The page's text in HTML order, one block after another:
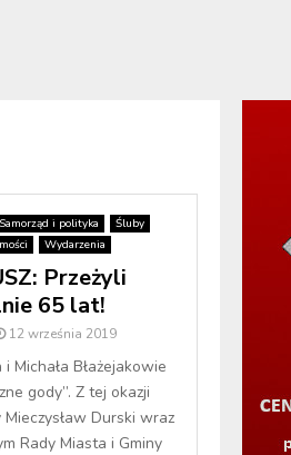
Samorząd i polityka
Śluby
Wydarzenia
Przeżyli
65 lat!
12 września 2019
Michała Błażejakowie
gody”. Z tej okazji
Mieczysław Durski wraz
Rady Miasta i Gminy